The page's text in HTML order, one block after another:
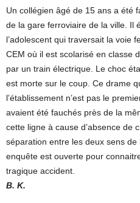
Un collégien âgé de 15 ans a été
de la gare ferroviaire de la ville. Il
l’adolescent qui traversait la voie
CEM où il est scolarisé en classe
par un train électrique. Le choc
est morte sur le coup. Ce drame
l’établissement n’est pas le
avaient été fauchés près de la
cette ligne à cause d’absence de
séparation entre les deux sens
enquête est ouverte pour
tragique accident.
B. K.